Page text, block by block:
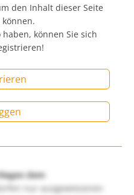
den Inhalt dieser Seite
können Sie sich
dem
nur ausgewiesenen